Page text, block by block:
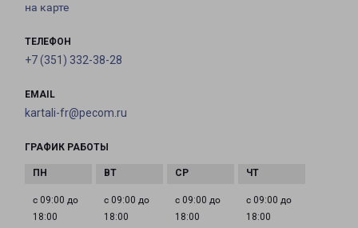
на карте
ТЕЛЕФОН
+7 (351) 332-38-28
EMAIL
kartali-fr@pecom.ru
ГРАФИК РАБОТЫ
с 09:00 до
18:00
с 09:00 до
18:00
с 09:00 до
18:00
с 09:00 до
18:00